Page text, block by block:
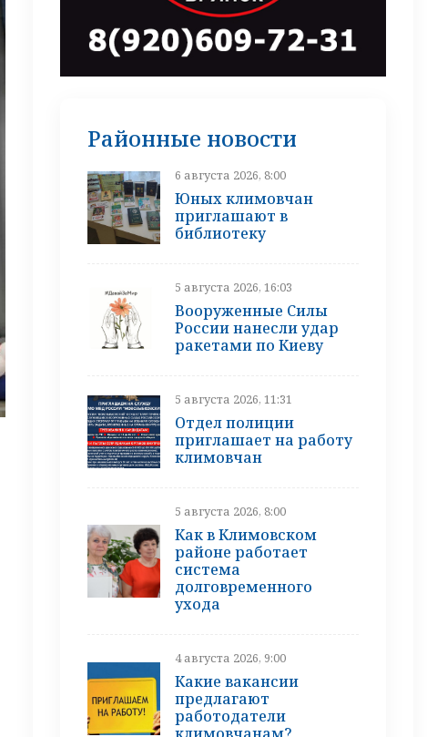
Районные новости
6 августа 2026, 8:00
Юных климовчан
приглашают в
библиотеку
5 августа 2026, 16:03
Вооруженные Силы
России нанесли удар
ракетами по Киеву
5 августа 2026, 11:31
Отдел полиции
приглашает на работу
климовчан
5 августа 2026, 8:00
Как в Климовском
районе работает
система
долговременного
ухода
4 августа 2026, 9:00
Какие вакансии
предлагают
работодатели
климовчанам?